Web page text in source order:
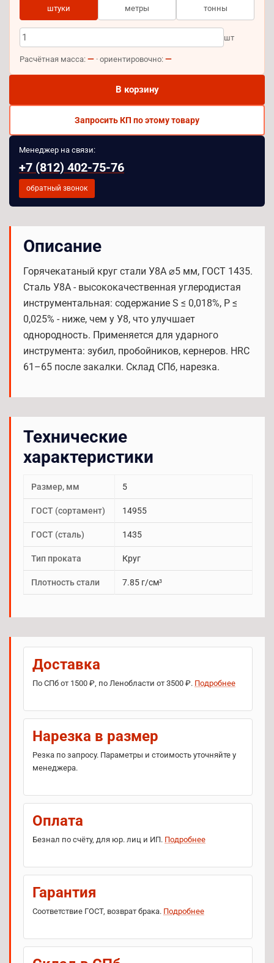
штуки метры тонны
шт
Расчётная масса: — · ориентировочно: —
В корзину
Запросить КП по этому товару
Менеджер на связи:
+7 (812) 402-75-76
обратный звонок
Описание
Горячекатаный круг стали У8А ⌀5 мм, ГОСТ 1435.
Сталь У8А - высококачественная углеродистая
инструментальная: содержание S ≤ 0,018%, P ≤
0,025% - ниже, чем у У8, что улучшает
однородность. Применяется для ударного
инструмента: зубил, пробойников, кернеров. HRC
61–65 после закалки. Склад СПб, нарезка.
Технические
характеристики
Размер, мм 5
ГОСТ (сортамент) 14955
ГОСТ (сталь) 1435
Тип проката Круг
Плотность стали 7.85 г/см³
Доставка
По СПб от 1500 ₽, по Ленобласти от 3500 ₽. Подробнее
Нарезка в размер
Резка по запросу. Параметры и стоимость уточняйте у
менеджера.
Оплата
Безнал по счёту, для юр. лиц и ИП. Подробнее
Гарантия
Соответствие ГОСТ, возврат брака. Подробнее